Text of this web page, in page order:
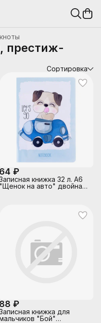
принадлежности
престиж-
Сортировка
64 ₽
книжка 32 л. А6
"Щенок на авто" двойная
88 ₽
книжка для
мальчиков "Бой"